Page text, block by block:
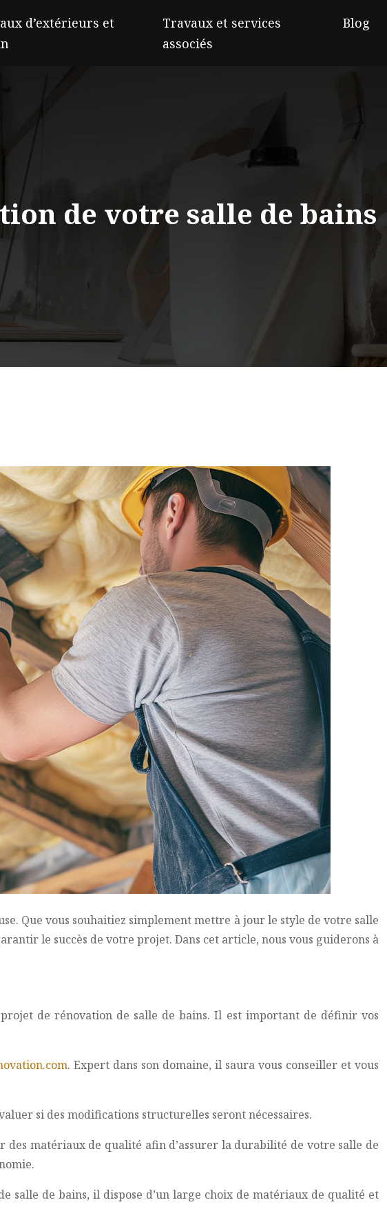
d’extérieurs et
Travaux et services
associés
Blog
de votre salle de bains
Que vous souhaitiez simplement mettre à jour le style de votre salle
le succès de votre projet. Dans cet article, nous vous guiderons à
de rénovation de salle de bains. Il est important de définir vos
. Expert dans son domaine, il saura vous conseiller et vous
si des modifications structurelles seront nécessaires.
matériaux de qualité afin d’assurer la durabilité de votre salle de
salle de bains, il dispose d’un large choix de matériaux de qualité et